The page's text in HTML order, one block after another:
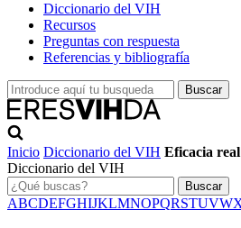
Diccionario del VIH
Recursos
Preguntas con respuesta
Referencias y bibliografía
Inicio Diccionario del VIH Eficacia real
Diccionario del VIH
Buscar
ABCDEFGHIJKLMNOPQRSTUVW